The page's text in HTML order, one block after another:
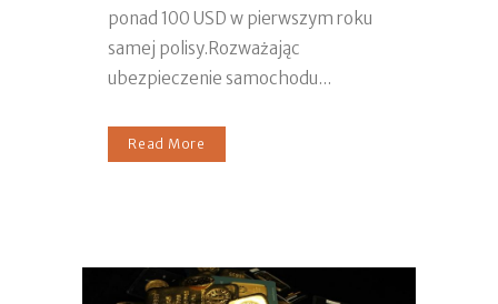
ponad 100 USD w pierwszym roku
samej polisy.Rozważając
ubezpieczenie samochodu...
Read More